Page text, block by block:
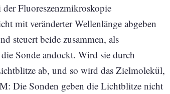
Fluoreszenzmikroskopie
mit veränderter Wellenlänge abgeben
steuert beide zusammen, als
Sonde andockt. Wird sie durch
ab, und so wird das Zielmolekül,
Die Sonden geben die Lichtblitze nicht